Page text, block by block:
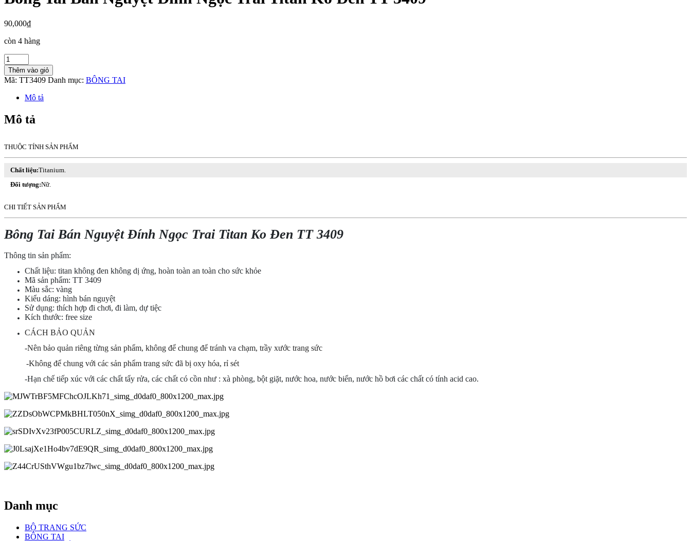
90,000₫
còn 4 hàng
Bông
Tai
Bán
Nguyệt
Đính
Trai
Titan
TT
3409
số
Thêm vào giỏ
Mã: TT3409 Danh mục: BÔNG TAI
Mô tả
Mô tả
THUỘC TÍNH SẢN PHẨM
Chất liệu:Titanium.
Đối tượng:Nữ.
CHI TIẾT SẢN PHẨM
Bông Tai Bán Nguyệt Đính Ngọc Trai Titan Ko Đen TT 3409
Thông tin sản phẩm:
Chất liệu: titan không đen không dị ứng, hoàn toàn an toàn cho sức khỏe
Mã sản phẩm: TT 3409
Màu sắc: vàng
Kiểu dáng: hình bán nguyệt
Sử dụng: thích hợp đi chơi, đi làm, dự tiệc
Kích thước: free size
CÁCH BẢO QUẢN
-Nên bảo quản riêng từng sản phẩm, không để chung để tránh va chạm, trầy xước trang sức
-Không để chung với các sản phẩm trang sức đã bị oxy hóa, rỉ sét
-Hạn chế tiếp xúc với các chất tẩy rửa, các chất có cồn như : xà phòng, bột giặt, nước hoa, nước biển, nước hồ bơi các chất có tính acid cao.
Danh mục
BỘ TRANG SỨC
BÔNG TAI